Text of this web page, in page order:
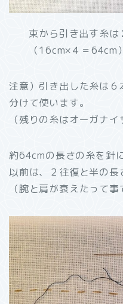
束から引き出す糸は
（16cm×４＝64cm）
注意）引き出した糸は
分けて使います。
（残りの糸はオーガナイ
約64cmの長さの糸を針
以前は、２往復と半の長
（腕と肩が衰えたって事